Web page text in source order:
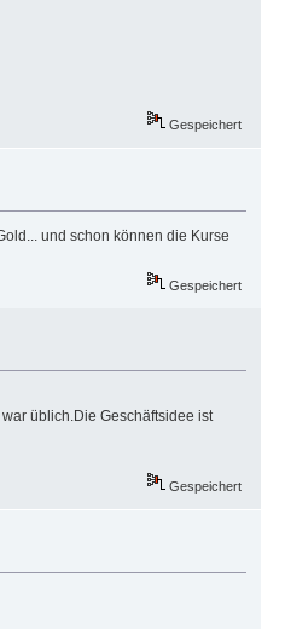
Gespeichert
und schon können die Kurse
Gespeichert
üblich.Die Geschäftsidee ist
Gespeichert